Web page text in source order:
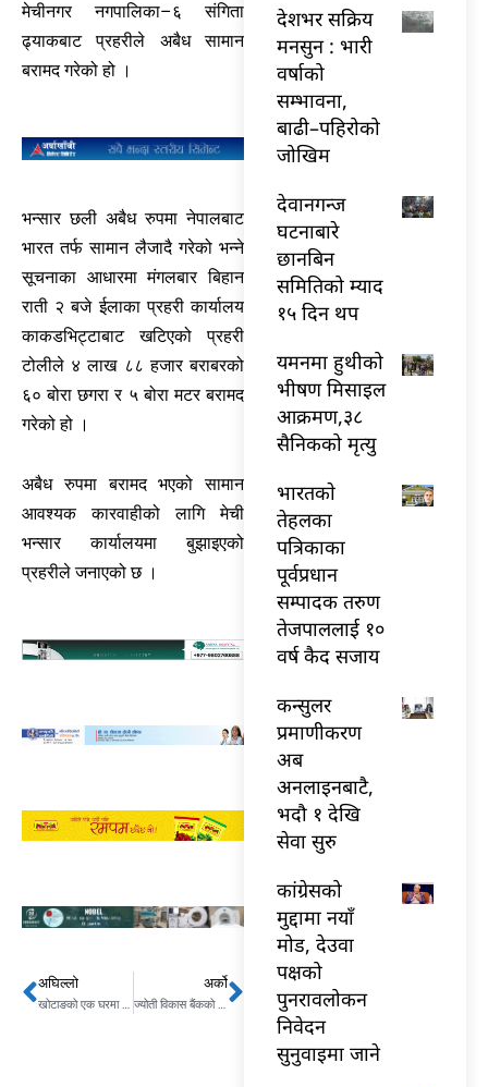
मेचीनगर नगपालिका–६ संगिता
ढ्याकबाट प्रहरीले अबैध सामान
बरामद गरेको हो ।
भन्सार छली अबैध रुपमा नेपालबाट
भारत तर्फ सामान लैजादै गरेको भन्ने
सूचनाका आधारमा मंगलबार बिहान
राती २ बजे ईलाका प्रहरी कार्यालय
काकडभिट्टाबाट खटिएको प्रहरी
टोलीले ४ लाख ८८ हजार बराबरको
६० बोरा छगरा र ५ बोरा मटर बरामद
गरेको हो ।
अबैध रुपमा बरामद भएको सामान
आवश्यक कारवाहीको लागि मेची
भन्सार कार्यालयमा बुझाइएको
प्रहरीले जनाएको छ ।
Prev
अघिल्लो
खोटाङको एक घरमा आगलागी हुँदा ४८ लाख बराबरको क्षति
अर्को
ज्योती विकास बैंकको वार्षिक मुनाफा ५३ करोड बढी Next
देशभर सक्रिय
मनसुन : भारी
वर्षाको
सम्भावना,
बाढी–पहिरोको
जोखिम
देवानगन्ज
घटनाबारे
छानबिन
समितिको म्याद
१५ दिन थप
यमनमा हुथीको
भीषण मिसाइल
आक्रमण,३८
सैनिकको मृत्यु
भारतकाे
तेहलका
पत्रिकाका
पूर्वप्रधान
सम्पादक तरुण
तेजपाललाई १०
वर्ष कैद सजाय
कन्सुलर
प्रमाणीकरण
अब
अनलाइनबाटै,
भदौ १ देखि
सेवा सुरु
कांग्रेसको
मुद्दामा नयाँ
मोड, देउवा
पक्षको
पुनरावलोकन
निवेदन
सुनुवाइमा जाने